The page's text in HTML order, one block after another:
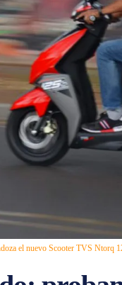
el nuevo Scooter TVS Ntorq